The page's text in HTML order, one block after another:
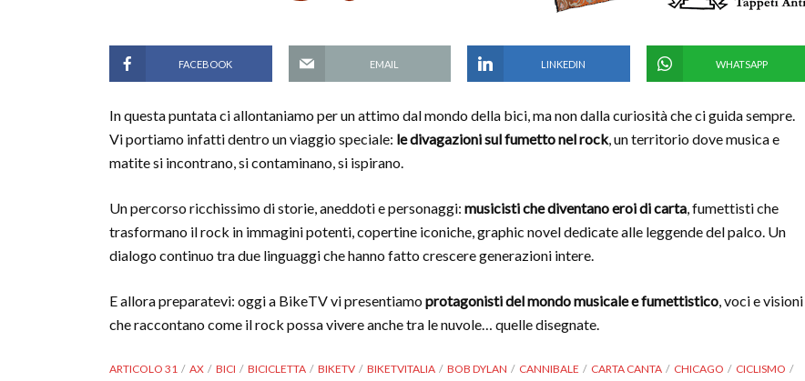
FACEBOOK EMAIL LINKEDIN WHATSAPP
In questa puntata ci allontaniamo per un attimo dal mondo della bici, ma non dalla curiosità che ci guida sempre.
Vi portiamo infatti dentro un viaggio speciale: le divagazioni sul fumetto nel rock, un territorio dove musica e
matite si incontrano, si contaminano, si ispirano.
Un percorso ricchissimo di storie, aneddoti e personaggi: musicisti che diventano eroi di carta, fumettisti che
trasformano il rock in immagini potenti, copertine iconiche, graphic novel dedicate alle leggende del palco. Un
dialogo continuo tra due linguaggi che hanno fatto crescere generazioni intere.
E allora preparatevi: oggi a BikeTV vi presentiamoprotagonisti del mondo musicale e fumettistico, voci e visioni
che raccontano come il rock possa vivere anche tra le nuvole… quelle disegnate.
ARTICOLO 31 AX BICI BICICLETTA BIKETV BIKETVITALIA BOB DYLAN CANNIBALE CARTA CANTA CHICAGO
CICLISMO